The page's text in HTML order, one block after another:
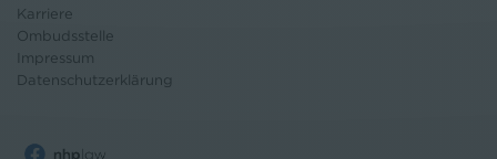
Karriere
Ombudsstelle
Impressum
Datenschutzerklärung